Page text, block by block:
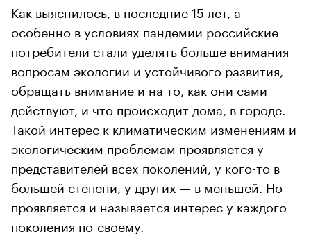
Как выяснилось, в последние 15 лет, а
особенно в условиях пандемии российские
потребители стали уделять больше внимания
вопросам экологии и устойчивого развития,
обращать внимание и на то, как они сами
действуют, и что происходит дома, в городе.
Такой интерес к климатическим изменениям и
экологическим проблемам проявляется у
представителей всех поколений, у кого-то в
большей степени, у других — в меньшей. Но
проявляется и называется интерес у каждого
поколения по-своему.